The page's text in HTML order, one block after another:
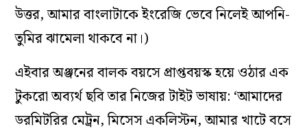
উত্তর, আমার বাংলাটাকে ইংরেজি ভেবে নিলেই আপনি-
তুমির ঝামেলা থাকবে না।)
এইবার অঞ্জনের বালক বয়সে প্রাপ্তবয়স্ক হয়ে ওঠার এক
টুকরো অব্যর্থ ছবি তার নিজের টাইট ভাষায়: ‘আমাদের
ডরমিটরির মেট্রন, মিসেস একলিস্টন, আমার খাটে বসে